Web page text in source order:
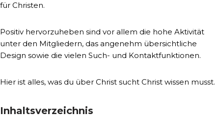
für Christen.
Positiv hervorzuheben sind vor allem die hohe Aktivität
unter den Mitgliedern, das angenehm übersichtliche
Design sowie die vielen Such- und Kontaktfunktionen.
Hier ist alles, was du über Christ sucht Christ wissen musst.
Inhaltsverzeichnis